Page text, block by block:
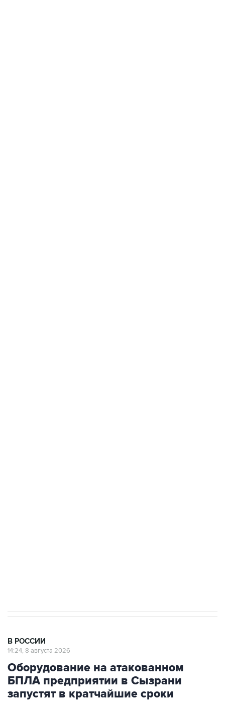
В РОССИИ
14:24, 8 августа 2026
Оборудование на атакованном
БПЛА предприятии в Сызрани
запустят в кратчайшие сроки